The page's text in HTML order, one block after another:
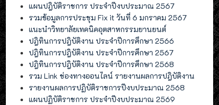
แผนปฎิบัติราชการ ประจำปีงบประมาณ 2567
รวมข้อมูลการประชุม Fix it วันที่ 6 มกราคม 2567
แนะนำวิทยาลัยเทคนิคอุตสาหกรรมยานยนต์
ปฎิทินการปฎิบัติงาน ประจำปีการศึกษา 2566
ปฎิทินการปฎิบัติงาน ประจำปีการศึกษา 2567
ปฎิทินการปฎิบัติงาน ประจำปีการศึกษา 2568
รวม Link ช่องทางออนไลน์ รายงานผลการปฎิบัติงาน
รายงานผลการปฏิบัติราชการปีงบประมาณ 2568
แผนปฏิบัติราชการ ประจำปีงบประมาณ 2569